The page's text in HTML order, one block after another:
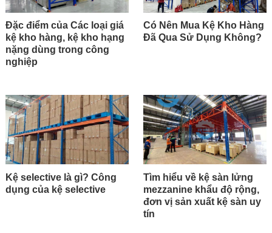
Đặc điểm của Các loại giá
kệ kho hàng, kệ kho hạng
nặng dùng trong công
nghiệp
Có Nên Mua Kệ Kho Hàng
Đã Qua Sử Dụng Không?
Kệ selective là gì? Công
dụng của kệ selective
Tìm hiểu về kệ sàn lửng
mezzanine khẩu độ rộng,
đơn vị sản xuất kệ sàn uy
tín